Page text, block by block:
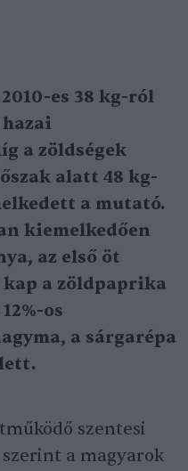
es 38 kg-ról
a zöldségek
alatt 48 kg-
a mutató.
kiemelkedően
az első öt
a zöldpaprika
os
a sárgarépa
szentesi
szerint a magyarok